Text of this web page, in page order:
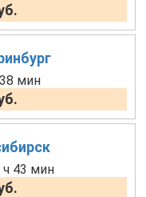
мин
ч 43 мин